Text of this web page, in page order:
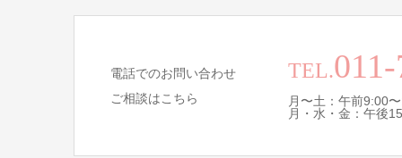
電話でのお問い合わせ
ご相談はこちら
TEL.
月〜土：午前9:00
月・水・金：午後